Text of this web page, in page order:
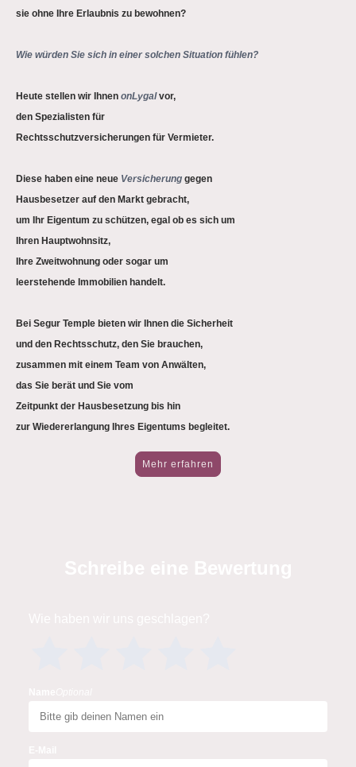
sie ohne Ihre Erlaubnis zu bewohnen?
Wie würden Sie sich in einer solchen Situation fühlen?
Heute stellen wir Ihnen onLygalvor,
den Spezialisten für
Rechtsschutzversicherungen für Vermieter.
Diese haben eine neue Versicherung gegen
Hausbesetzer auf den Markt gebracht,
um Ihr Eigentum zu schützen, egal ob es sich um
Ihren Hauptwohnsitz,
Ihre Zweitwohnung oder sogar um
leerstehende Immobilien handelt.
Bei Segur Temple bieten wir Ihnen die Sicherheit
und den Rechtsschutz, den Sie brauchen,
zusammen mit einem Team von Anwälten,
das Sie berät und Sie vom
Zeitpunkt der Hausbesetzung bis hin
zur Wiedererlangung Ihres Eigentums begleitet.
Mehr erfahren